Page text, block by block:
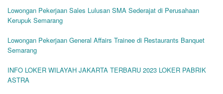
Lowongan Pekerjaan Sales Lulusan SMA Sederajat di Perusahaan
Kerupuk Semarang
Lowongan Pekerjaan General Affairs Trainee di Restaurants Banquet
Semarang
INFO LOKER WILAYAH JAKARTA TERBARU 2023 LOKER PABRIK
ASTRA